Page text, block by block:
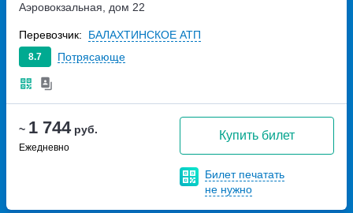
~ 1 744руб.
Ежедневно
Купить билет
Билет печатать
не нужно
Аэровокзальная, дом 22
8.7 Потрясающе
Перевозчик: БАЛАХТИНСКОЕ АТП